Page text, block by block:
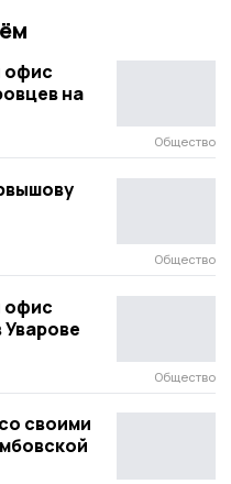
офис
на
Общество
Общество
офис
Общество
своими